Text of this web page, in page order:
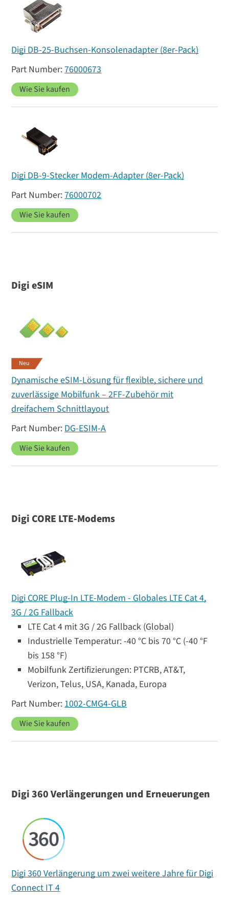
Digi DB-25-Buchsen-Konsolenadapter (8er-Pack)
76000673
Wie Sie kaufen
Digi DB-9-Stecker Modem-Adapter (8er-Pack)
76000702
Wie Sie kaufen
Digi eSIM
Neu
Dynamische eSIM-Lösung für flexible, sichere und
zuverlässige Mobilfunk – 2FF-Zubehör mit
dreifachem Schnittlayout
DG-ESIM-A
Wie Sie kaufen
Digi CORE LTE-Modems
Digi CORE Plug-In LTE-Modem - Globales LTE Cat 4,
3G / 2G Fallback
LTE Cat 4 mit 3G / 2G Fallback (Global)
Industrielle Temperatur: -40 °C bis 70 °C (-40 °F
bis 158 °F)
Mobilfunk Zertifizierungen: PTCRB, AT&T,
Verizon, Telus, USA, Kanada, Europa
1002-CMG4-GLB
Wie Sie kaufen
Digi 360 Verlängerungen und Erneuerungen
Digi 360 Verlängerung um zwei weitere Jahre für Digi
Connect IT 4